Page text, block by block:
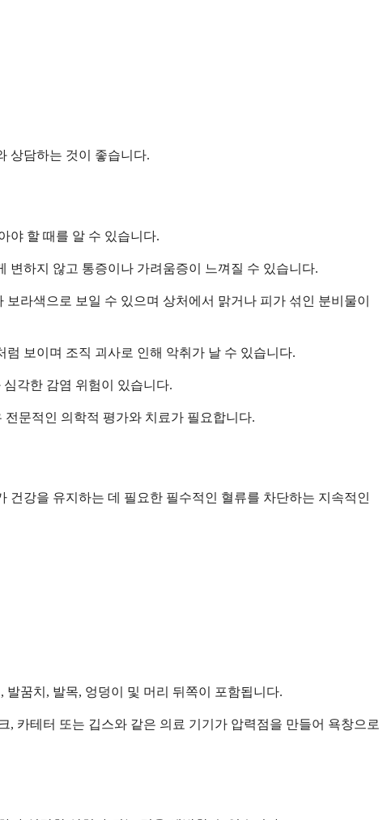
상담하는 것이 좋습니다.
야 할 때를 알 수 있습니다.
변하지 않고 통증이나 가려움증이 느껴질 수 있습니다.
라색으로 보일 수 있으며 상처에서 맑거나 피가 섞인 분비물이
보이며 조직 괴사로 인해 악취가 날 수 있습니다.
각한 감염 위험이 있습니다.
문적인 의학적 평가와 치료가 필요합니다.
강을 유지하는 데 필요한 필수적인 혈류를 차단하는 지속적인
꿈치, 발목, 엉덩이 및 머리 뒤쪽이 포함됩니다.
카테터 또는 깁스와 같은 의료 기기가 압력점을 만들어 욕창으로